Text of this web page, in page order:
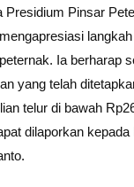
Presidium Pinsar
Ia berharap
yang telah
telur di bawah
dilaporkan kepada